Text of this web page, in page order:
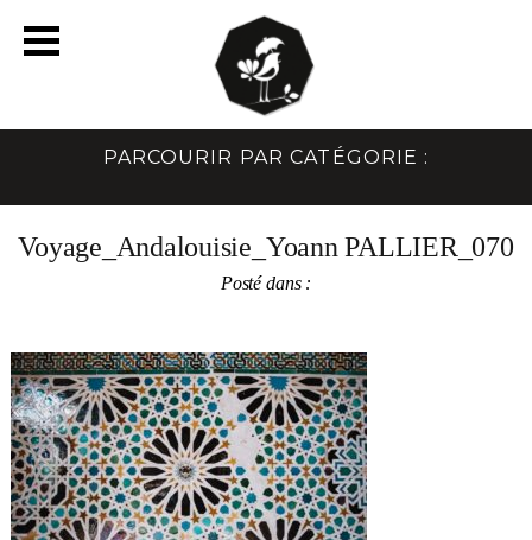
PARCOURIR PAR CATÉGORIE :
Voyage_Andalouisie_Yoann PALLIER_070
Posté dans :